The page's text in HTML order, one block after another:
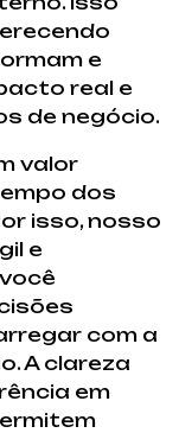
e
real e
de negócio.
valor
dos
isso, nosso
e
com a
A clareza
em